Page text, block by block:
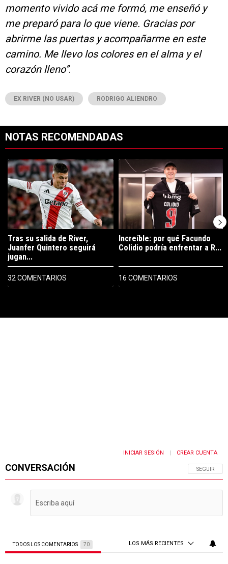
momento vivido acá me formó, me enseñó y
me preparó para lo que viene. Gracias por
abrirme las puertas y acompañarme en este
camino. Me llevo los colores en el alma y el
corazón lleno”.
EX RIVER (NO USAR) RODRIGO ALIENDRO
NOTAS RECOMENDADAS
Un artículo de tendencia con el título "Tras su salida de River,
Tras su salida de River,
Juanfer Quintero seguirá
jugan...
32 COMENTARIOS
Un artículo de tendencia con el
Increíble: por qué Facundo
Colidio podría enfrentar a R...
16 COMENTARIOS
CONVERSACIÓN SIGA ESTA
SEGUIR
INICIAR SESIÓN CREAR CUENTA
TODOS LOS COMENTARIOS 70 LOS MÁS RECIENTES